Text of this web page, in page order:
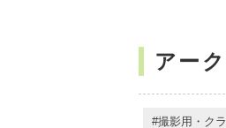
アー
撮影用・ク